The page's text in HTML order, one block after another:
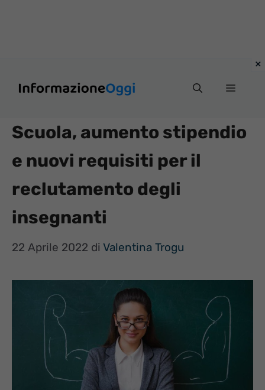
Menu
Scuola, aumento stipendio
e nuovi requisiti per il
reclutamento degli
insegnanti
22 Aprile 2022 di Valentina Trogu